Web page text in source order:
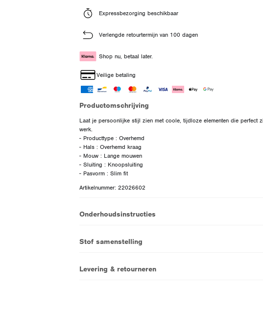
Expressbezorging beschikbaar
Verlengde retourtermijn van 100 dagen
Shop nu, betaal later.
Veilige betaling
Productomschrijving
Laat je persoonlijke stijl zien met coole, tijdloze elementen die
werk.
- Producttype : Overhemd
- Hals : Overhemd kraag
- Mouw : Lange mouwen
- Sluiting : Knoopsluiting
- Pasvorm : Slim fit
Artikelnummer: 22026602
Onderhoudsinstructies
Stof samenstelling
Levering & retourneren